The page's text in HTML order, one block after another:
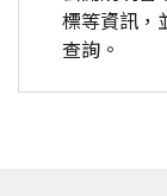
標等資訊，
查詢。